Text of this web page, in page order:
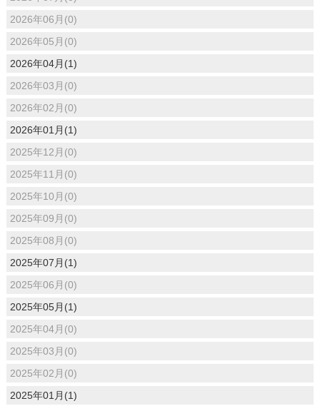
2026年06月(0)
2026年05月(0)
2026年04月(1)
2026年03月(0)
2026年02月(0)
2026年01月(1)
2025年12月(0)
2025年11月(0)
2025年10月(0)
2025年09月(0)
2025年08月(0)
2025年07月(1)
2025年06月(0)
2025年05月(1)
2025年04月(0)
2025年03月(0)
2025年02月(0)
2025年01月(1)